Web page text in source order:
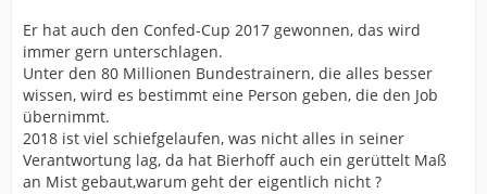
Er hat auch den Confed-Cup 2017 gewonnen, das wird
immer gern unterschlagen.
Unter den 80 Millionen Bundestrainern, die alles besser
wissen, wird es bestimmt eine Person geben, die den Job
übernimmt.
2018 ist viel schiefgelaufen, was nicht alles in seiner
Verantwortung lag, da hat Bierhoff auch ein gerüttelt Maß
an Mist gebaut,warum geht der eigentlich nicht ?